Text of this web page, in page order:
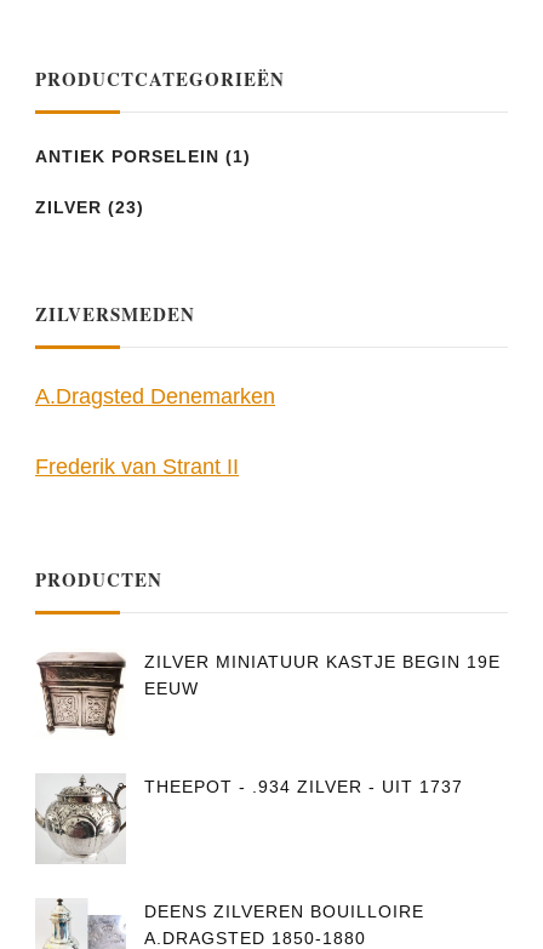
PRODUCTCATEGORIEËN
ANTIEK PORSELEIN (1)
ZILVER (23)
ZILVERSMEDEN
A.Dragsted Denemarken
Frederik van Strant II
PRODUCTEN
ZILVER MINIATUUR KASTJE BEGIN 19E
EEUW
THEEPOT - .934 ZILVER - UIT 1737
DEENS ZILVEREN BOUILLOIRE
A.DRAGSTED 1850-1880